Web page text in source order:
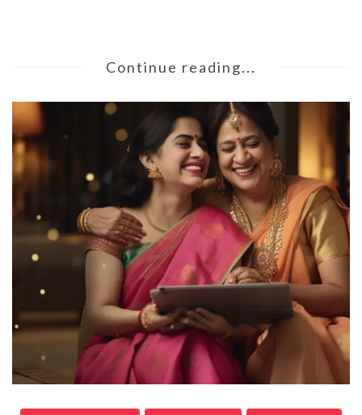
Continue reading...